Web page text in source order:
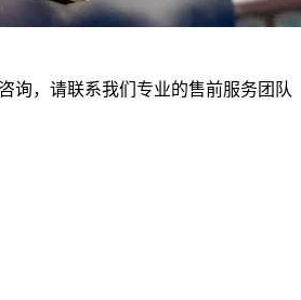
询，请联系我们专业的售前服务团队